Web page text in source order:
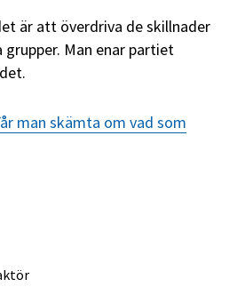
är att överdriva de skillnader
Man enar partiet
man skämta om vad som